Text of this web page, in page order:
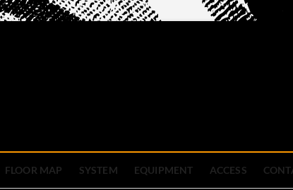
FLOOR MAP SYSTEM EQUIPMENT ACCESS